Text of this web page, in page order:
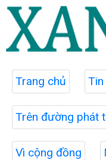
Trang chủ
Trên đường phát
Vì cộng đồng